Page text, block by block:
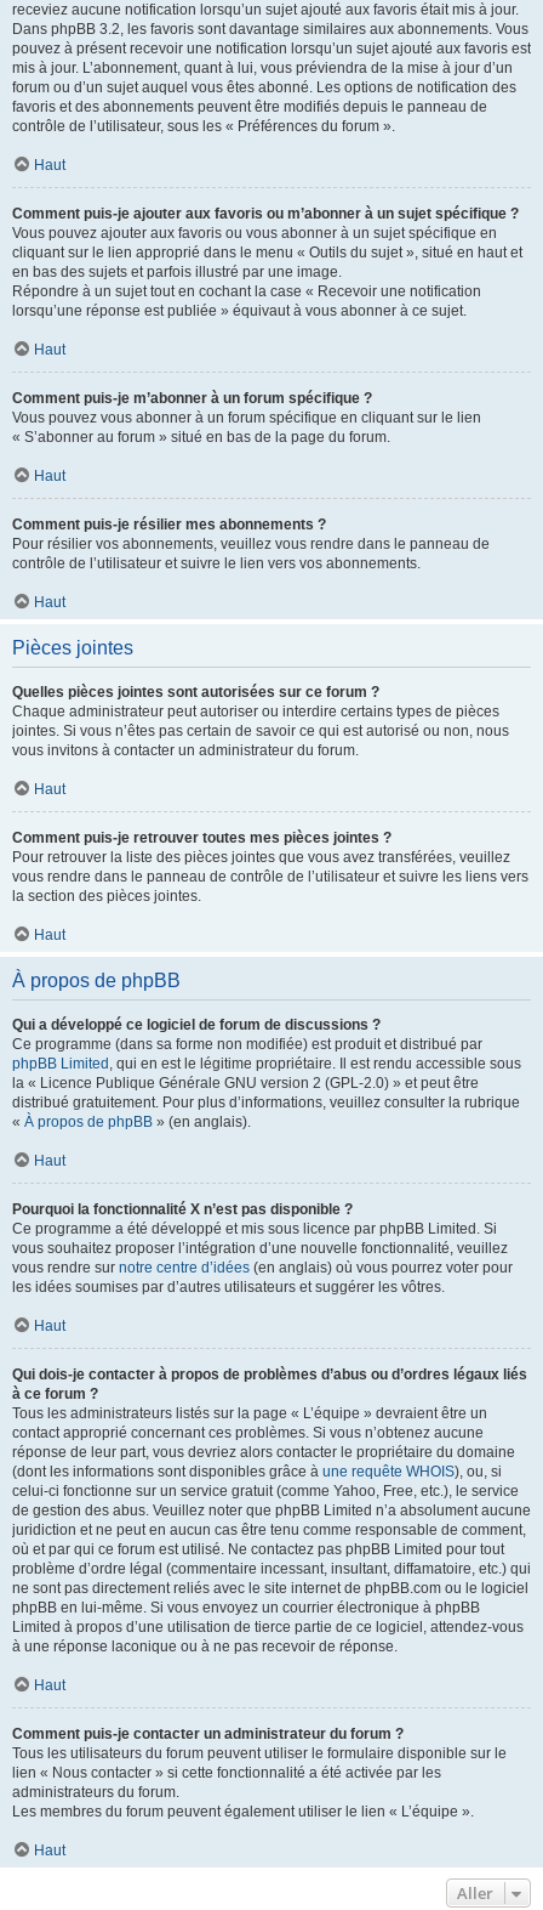
receviez aucune notification lorsqu’un sujet ajouté aux favoris était mis à jour.
Dans phpBB 3.2, les favoris sont davantage similaires aux abonnements. Vous
pouvez à présent recevoir une notification lorsqu’un sujet ajouté aux favoris est
mis à jour. L’abonnement, quant à lui, vous préviendra de la mise à jour d’un
forum ou d’un sujet auquel vous êtes abonné. Les options de notification des
favoris et des abonnements peuvent être modifiés depuis le panneau de
contrôle de l’utilisateur, sous les « Préférences du forum ».
Haut
Comment puis-je ajouter aux favoris ou m’abonner à un sujet spécifique ?
Vous pouvez ajouter aux favoris ou vous abonner à un sujet spécifique en
cliquant sur le lien approprié dans le menu « Outils du sujet », situé en haut et
en bas des sujets et parfois illustré par une image.
Répondre à un sujet tout en cochant la case « Recevoir une notification
lorsqu’une réponse est publiée » équivaut à vous abonner à ce sujet.
Haut
Comment puis-je m’abonner à un forum spécifique ?
Vous pouvez vous abonner à un forum spécifique en cliquant sur le lien
« S’abonner au forum » situé en bas de la page du forum.
Haut
Comment puis-je résilier mes abonnements ?
Pour résilier vos abonnements, veuillez vous rendre dans le panneau de
contrôle de l’utilisateur et suivre le lien vers vos abonnements.
Haut
Pièces jointes
Quelles pièces jointes sont autorisées sur ce forum ?
Chaque administrateur peut autoriser ou interdire certains types de pièces
jointes. Si vous n’êtes pas certain de savoir ce qui est autorisé ou non, nous
vous invitons à contacter un administrateur du forum.
Haut
Comment puis-je retrouver toutes mes pièces jointes ?
Pour retrouver la liste des pièces jointes que vous avez transférées, veuillez
vous rendre dans le panneau de contrôle de l’utilisateur et suivre les liens vers
la section des pièces jointes.
Haut
À propos de phpBB
Qui a développé ce logiciel de forum de discussions ?
Ce programme (dans sa forme non modifiée) est produit et distribué par
phpBB Limited , qui en est le légitime propriétaire. Il est rendu accessible sous
la « Licence Publique Générale GNU version 2 (GPL-2.0) » et peut être
distribué gratuitement. Pour plus d’informations, veuillez consulter la rubrique
« À propos de phpBB » (en anglais).
Haut
Pourquoi la fonctionnalité X n’est pas disponible ?
Ce programme a été développé et mis sous licence par phpBB Limited. Si
vous souhaitez proposer l’intégration d’une nouvelle fonctionnalité, veuillez
vous rendre sur notre centre d’idées (en anglais) où vous pourrez voter pour
les idées soumises par d’autres utilisateurs et suggérer les vôtres.
Haut
Qui dois-je contacter à propos de problèmes d’abus ou d’ordres légaux liés
à ce forum ?
Tous les administrateurs listés sur la page « L’équipe » devraient être un
contact approprié concernant ces problèmes. Si vous n’obtenez aucune
réponse de leur part, vous devriez alors contacter le propriétaire du domaine
(dont les informations sont disponibles grâce à une requête WHOIS), ou, si
celui-ci fonctionne sur un service gratuit (comme Yahoo, Free, etc.), le service
de gestion des abus. Veuillez noter que phpBB Limited n’a absolument aucune
juridiction et ne peut en aucun cas être tenu comme responsable de comment,
où et par qui ce forum est utilisé. Ne contactez pas phpBB Limited pour tout
problème d’ordre légal (commentaire incessant, insultant, diffamatoire, etc.) qui
ne sont pas directement reliés avec le site internet de phpBB.com ou le logiciel
phpBB en lui-même. Si vous envoyez un courrier électronique à phpBB
Limited à propos d’une utilisation de tierce partie de ce logiciel, attendez-vous
à une réponse laconique ou à ne pas recevoir de réponse.
Haut
Comment puis-je contacter un administrateur du forum ?
Tous les utilisateurs du forum peuvent utiliser le formulaire disponible sur le
lien « Nous contacter » si cette fonctionnalité a été activée par les
administrateurs du forum.
Les membres du forum peuvent également utiliser le lien « L’équipe ».
Haut
Aller